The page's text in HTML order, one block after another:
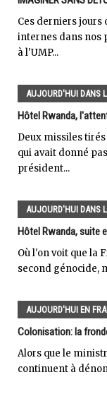
Ces derniers jours
internes dans nos
à l'UMP...
AUJOURD'HUI DANS
Hôtel Rwanda,
Deux missiles
qui avait donné
président...
AUJOURD'HUI DANS
Hôtel Rwanda, suite
Où l'on voit que la
second génocide,
AUJOURD'HUI EN
Colonisation: la
Alors que le
continuent à